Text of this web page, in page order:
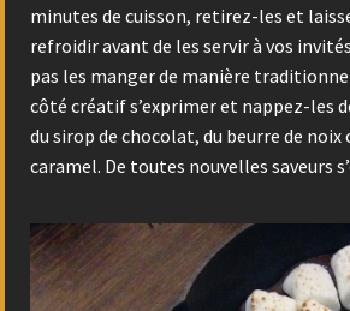
minutes de cuisson, retirez-les et
refroidir avant de les servir à vos
pas les manger de manière
côté créatif s’exprimer et nappez-les
du sirop de chocolat, du beurre de noix
caramel. De toutes nouvelles saveurs